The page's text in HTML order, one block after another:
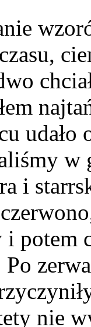
w
i
potem
nie